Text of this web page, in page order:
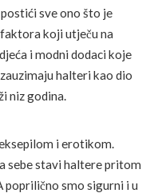
sve ono što je
koji utječu na
i modni dodaci koje
halteri kao dio
niz godina.
i erotikom.
sebe stavi haltere pritom
smo sigurni i u